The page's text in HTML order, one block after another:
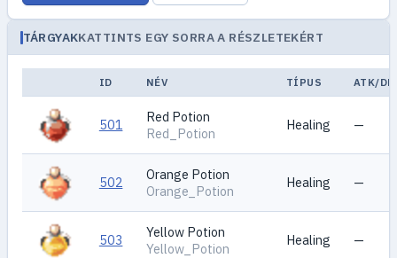
TÁRGYAKKATTINTS EGY SORRA A RÉSZLETEKÉRT
ID NÉV TÍPUS ATK/
501
Red Potion
Red_Potion
Healing —
502
Orange Potion
Orange_Potion
Healing —
503
Yellow Potion
Yellow_Potion
Healing —